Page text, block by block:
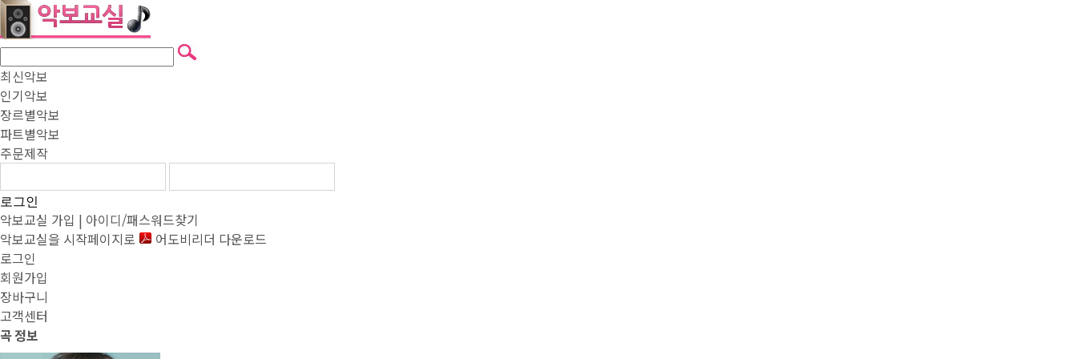
최신악보
인기악보
장르별악보
파트별악보
주문제작
로그인
악보교실 가입 | 아이디/패스워드찾기
악보교실을 시작페이지로
어도비리더 다운로드
로그인
회원가입
장바구니
고객센터
곡정보